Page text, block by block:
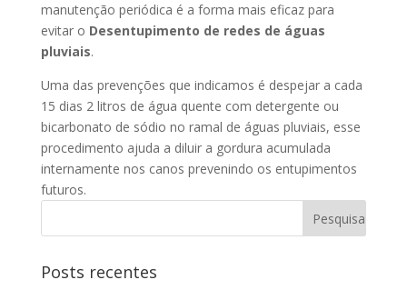
manutenção periódica é a forma mais eficaz para
evitar o Desentupimento de redes de águas
pluviais.
Uma das prevenções que indicamos é despejar a cada
15 dias 2 litros de água quente com detergente ou
bicarbonato de sódio no ramal de águas pluviais, esse
procedimento ajuda a diluir a gordura acumulada
internamente nos canos prevenindo os entupimentos
futuros.
Posts recentes